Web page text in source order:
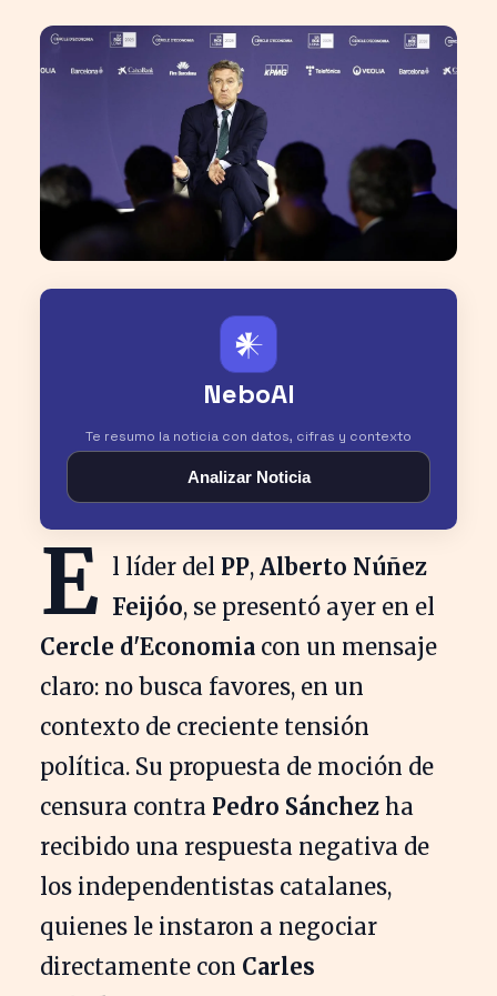
𒀭
NeboAI
Te resumo la noticia con datos, cifras y contexto
Analizar Noticia
E l líder del PP, Alberto Núñez
Feijóo, se presentó ayer en el
Cercle d'Economia con un mensaje
claro: no busca favores, en un
contexto de creciente tensión
política. Su propuesta de moción de
censura contra Pedro Sánchez ha
recibido una respuesta negativa de
los independentistas catalanes,
quienes le instaron a negociar
directamente con Carles